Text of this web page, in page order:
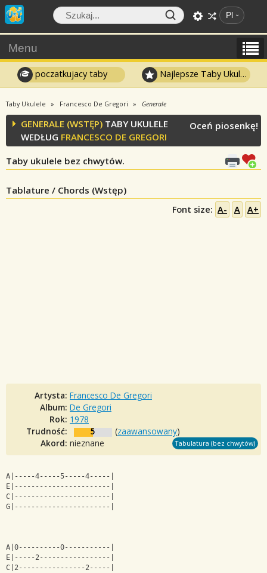
Pl
Menu
poczatkujacy taby Najlepsze Taby Ukulele
Taby Ukulele Francesco De Gregori Generale
GENERALE (WSTĘP) TABY UKULELE
WEDŁUG FRANCESCO DE GREGORI
Taby ukulele bez chwytów.
Oceń piosenkę!
Tablature / Chords (Wstęp)
Font size: A- A A+
Artysta: Francesco De Gregori
Album: De Gregori
Rok: 1978
Trudność:
5 (zaawansowany)
Akord: nieznane Tabulatura (bez chwytów)
A|-----4-----5-----4-----|
E|-----------------------|
C|-----------------------|
G|-----------------------|
A|0----------0-----------|
E|-----2-----------------|
C|2----------------2-----|